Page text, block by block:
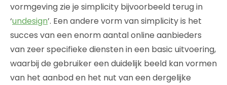
vormgeving zie je simplicity bijvoorbeeld terug in
‘undesign’. Een andere vorm van simplicity is het
succes van een enorm aantal online aanbieders
van zeer specifieke diensten in een basic uitvoering,
waarbij de gebruiker een duidelijk beeld kan vormen
van het aanbod en het nut van een dergelijke